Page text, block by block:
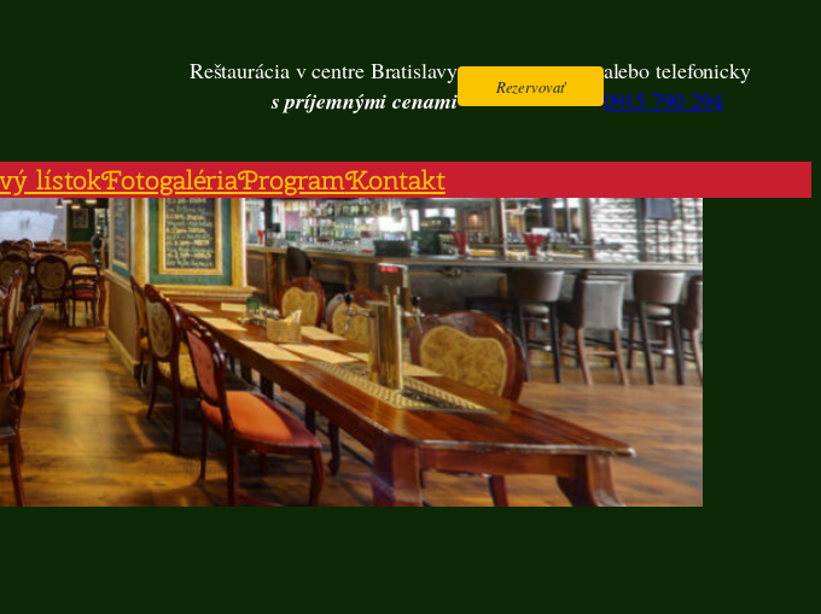
Reštaurácia v centre Bratislavy
s príjemnými cenami Rezervovať
alebo telefonicky
0915 790 294
lístokFotogalériaProgramKontakt